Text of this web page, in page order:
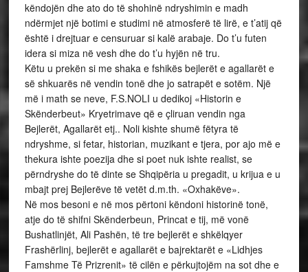
këndojën dhe ato do të shohinë ndryshimin e madh
ndërmjet një botimi e studimi në atmosferë të lirë, e t’atij që
është i drejtuar e censuruar si kalë arabaje. Do t’u futen
idera si miza në vesh dhe do t’u hyjën në tru.
Këtu u prekën si me shaka e fshikës bejlerët e agallarët e
së shkuarës në vendin tonë dhe jo satrapët e sotëm. Një
më i math se neve, F.S.NOLI u dedikoj «Historin e
Skënderbeut» Kryetrimave që e çliruan vendin nga
Bejlerët, Agallarët etj.. Noli kishte shumë fëtyra të
ndryshme, si fetar, historian, muzikant e tjera, por ajo më e
thekura ishte poezija dhe si poet nuk ishte realist, se
përndryshe do të dinte se Shqipëria u pregadit, u krijua e u
mbajt prej Bejlerëve të vetët d.m.th. «Oxhakëve».
Në mos besoni e në mos përtoni këndoni historinë tonë,
atje do të shifni Skënderbeun, Princat e tij, më vonë
Bushatlinjët, Ali Pashën, të tre bejlerët e shkëlqyer
Frashërlinj, bejlerët e agallarët e bajrektarët e «Lidhjes
Famshme Të Prizrenit» të cilën e përkujtojëm na sot dhe e